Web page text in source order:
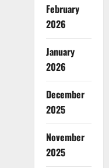
February
2026
January
2026
December
2025
November
2025